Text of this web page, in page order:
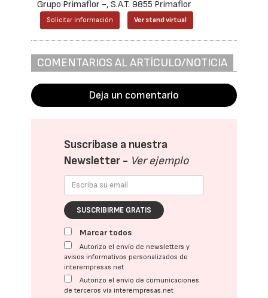
Grupo Primaflor -, S.A.T. 9855 Primaflor
Solicitar información Ver stand virtual
COMENTARIOS AL ARTÍCULO/NOTICIA
Deja un comentario
Suscríbase a nuestra
Newsletter - Ver ejemplo
SUSCRIBIRME GRATIS
Marcar todos
Autorizo el envío de newsletters y
avisos informativos personalizados de
interempresas.net
Autorizo el envío de comunicaciones
de terceros vía interempresas.net